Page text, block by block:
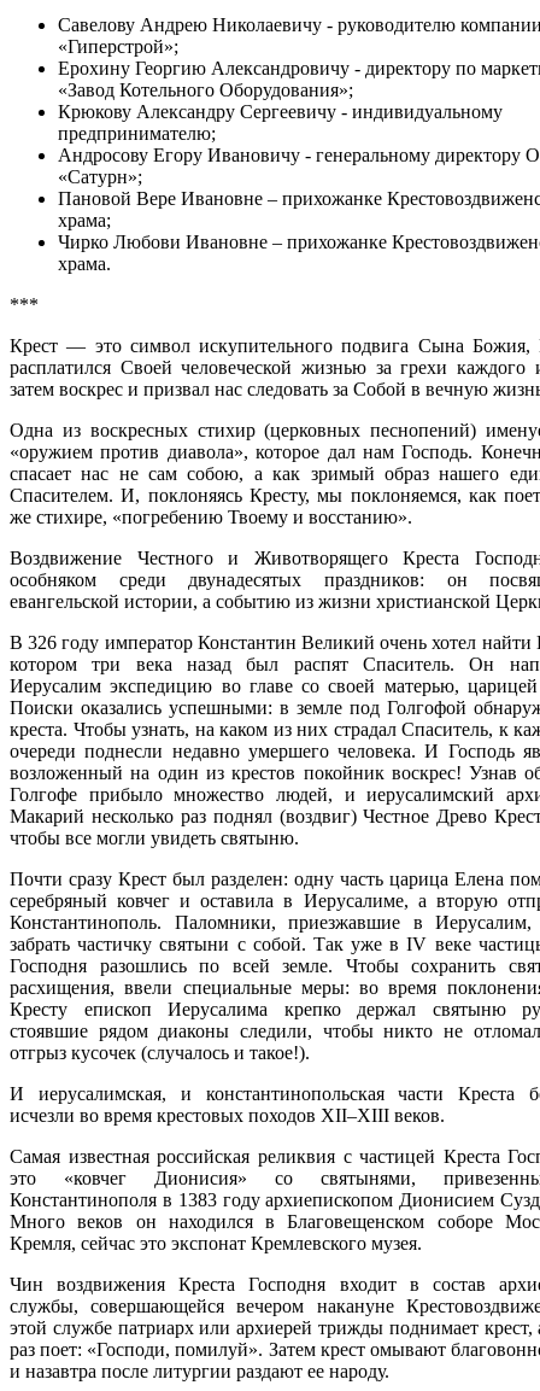
Савелову Андрею Николаевичу - руководителю
«Гиперстрой»;
Ерохину Георгию Александровичу - директору по
«Завод Котельного Оборудования»;
Крюкову Александру Сергеевичу - индивидуальному
предпринимателю;
Андросову Егору Ивановичу - генеральному директору
«Сатурн»;
Пановой Вере Ивановне – прихожанке
храма;
Чирко Любови Ивановне – прихожанке
храма.
***
Крест — это символ искупительного подвига Сына Божия,
расплатился Своей человеческой жизнью за грехи каждого
затем воскрес и призвал нас следовать за Собой в вечную
Одна из воскресных стихир (церковных песнопений)
«оружием против диавола», которое дал нам Господь.
спасает нас не сам собою, а как зримый образ нашего
Спасителем. И, поклоняясь Кресту, мы поклоняемся, как
же стихире, «погребению Твоему и восстанию».
Воздвижение Честного и Животворящего Креста
особняком среди двунадесятых праздников: он
евангельской истории, а событию из жизни христианской
В 326 году император Константин Великий очень хотел найти
котором три века назад был распят Спаситель. Он
Иерусалим экспедицию во главе со своей матерью,
Поиски оказались успешными: в земле под Голгофой
креста. Чтобы узнать, на каком из них страдал Спаситель, к
очереди поднесли недавно умершего человека. И Господь
возложенный на один из крестов покойник воскрес! Узнав
Голгофе прибыло множество людей, и иерусалимский
Макарий несколько раз поднял (воздвиг) Честное Древо
чтобы все могли увидеть святыню.
Почти сразу Крест был разделен: одну часть царица Елена
серебряный ковчег и оставила в Иерусалиме, а вторую
Константинополь. Паломники, приезжавшие в Иерусалим,
забрать частичку святыни с собой. Так уже в IV веке
Господня разошлись по всей земле. Чтобы сохранить
расхищения, ввели специальные меры: во время
Кресту епископ Иерусалима крепко держал святыню
стоявшие рядом диаконы следили, чтобы никто не
отгрыз кусочек (случалось и такое!).
И иерусалимская, и константинопольская части Креста
исчезли во время крестовых походов XII–XIII веков.
Самая известная российская реликвия с частицей Креста
это «ковчег Дионисия» со святынями,
Константинополя в 1383 году архиепископом Дионисием
Много веков он находился в Благовещенском соборе
Кремля, сейчас это экспонат Кремлевского музея.
Чин воздвижения Креста Господня входит в состав
службы, совершающейся вечером накануне
этой службе патриарх или архиерей трижды поднимает крест,
раз поет: «Господи, помилуй». Затем крест омывают
и назавтра после литургии раздают ее народу.